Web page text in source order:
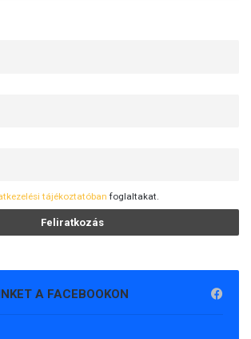
tájékoztatóban foglaltakat.
A FACEBOOKON